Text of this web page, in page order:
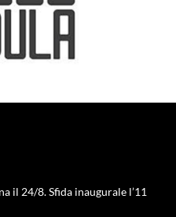
il 24/8. Sfida inaugurale l’11